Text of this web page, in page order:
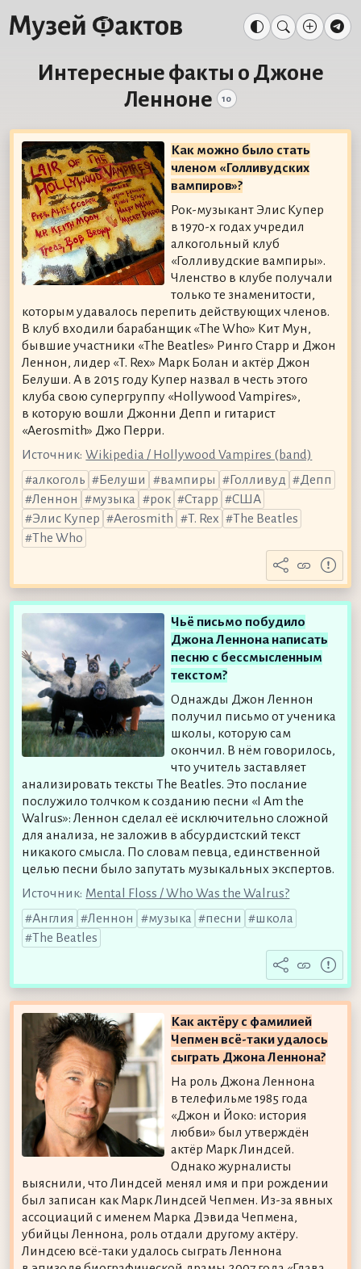
Интересные факты о Джоне
Ленноне
10
Как можно было стать
членом «Голливудских
вампиров»?
Рок-музыкант Элис Купер
в 1970-х годах учредил
алкогольный клуб
«Голливудские вампиры».
Членство в клубе получали
только те знаменитости,
которым удавалось перепить действующих членов.
В клуб входили барабанщик «The Who» Кит Мун,
бывшие участники «The Beatles» Ринго Старр и Джон
Леннон, лидер «T. Rex» Марк Болан и актёр Джон
Белуши. А в 2015 году Купер назвал в честь этого
клуба свою супергруппу «Hollywood Vampires»,
в которую вошли Джонни Депп и гитарист
«Aerosmith» Джо Перри.
Источник: Wikipedia / Hollywood Vampires (band)
алкоголь
Белуши вампиры Голливуд
Депп
Леннон
музыка рок Старр
США
Элис Купер
Aerosmith T. Rex
The Beatles
The Who
Чьё письмо побудило
Джона Леннона написать
песню с бессмысленным
текстом?
Однажды Джон Леннон
получил письмо от ученика
школы, которую сам
окончил. В нём говорилось,
что учитель заставляет
анализировать тексты The Beatles. Это послание
послужило толчком к созданию песни «I Am the
Walrus»: Леннон сделал её исключительно сложной
для анализа, не заложив в абсурдистский текст
никакого смысла. По словам певца, единственной
целью песни было запутать музыкальных экспертов.
Источник: Mental Floss / Who Was the Walrus?
Англия
Леннон музыка песни
школа
The Beatles
Как актёру с фамилией
Чепмен всё-таки удалось
сыграть Джона Леннона?
На роль Джона Леннона
в телефильме 1985 года
«Джон и Йоко: история
любви» был утверждён
актёр Марк Линдсей.
Однако журналисты
выяснили, что Линдсей менял имя и при рождении
был записан как Марк Линдсей Чепмен. Из-за явных
ассоциаций с именем Марка Дэвида Чепмена,
убийцы Леннона, роль отдали другому актёру.
Линдсею всё-таки удалось сыграть Леннона